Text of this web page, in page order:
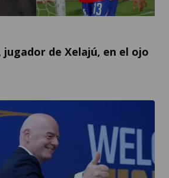
jugador de Xelajú, en el ojo